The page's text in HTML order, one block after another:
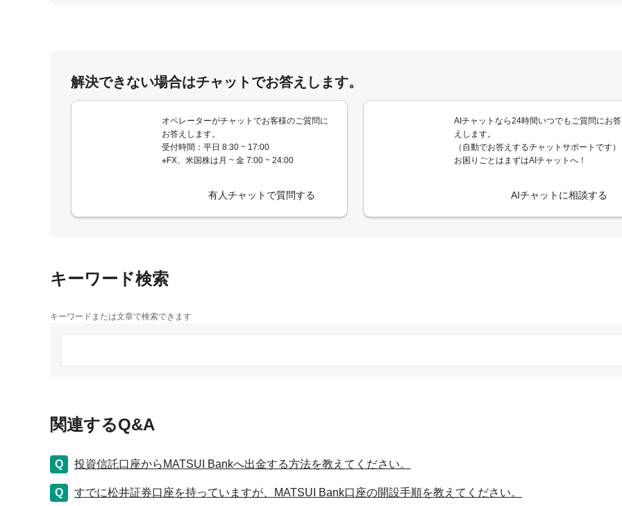
解決できない場合はチャットでお答えします。
オペレーターがチャットでお客様のご質問に
お答えします。
受付時間：平日 8:30 ~ 17:00
※FX、米国株は月 ~ 金 7:00 ~ 24:00
有人チャットで質問する
AIチャットなら24時間いつでもご質問にお答
えします。
（自動でお答えするチャットサポートです）
お困りごとはまずはAIチャットへ！
AIチャットに相談する
キーワード検索
キーワードまたは文章で検索できます
関連するQ&A
投資信託口座からMATSUI Bankへ出金する方法を教えてください。
すでに松井証券口座を持っていますが、MATSUI Bank口座の開設手順を教えてください。